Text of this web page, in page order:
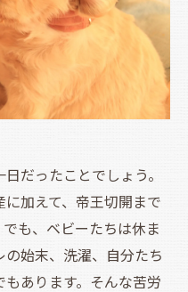
だったことでしょう。
加えて、帝王切開まで
も、ベビーたちは休ま
始末、洗濯、自分たち
あります。そんな苦労